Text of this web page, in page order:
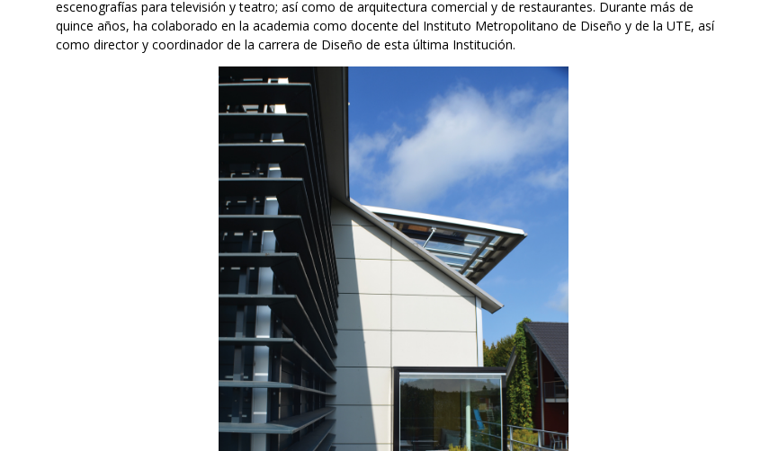
escenografías para televisión y teatro; así como de arquitectura comercial y de restaurantes. Durante más de
quince años, ha colaborado en la academia como docente del Instituto Metropolitano de Diseño y de la UTE, así
como director y coordinador de la carrera de Diseño de esta última Institución.